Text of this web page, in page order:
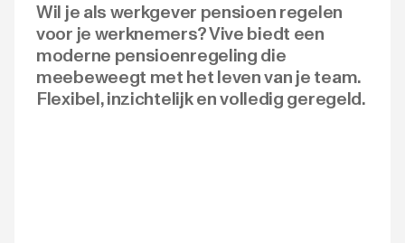
Wil je als werkgever pensioen regelen
voor je werknemers? Vive biedt een
moderne pensioenregeling die
meebeweegt met het leven van je team.
Flexibel, inzichtelijk en volledig geregeld.